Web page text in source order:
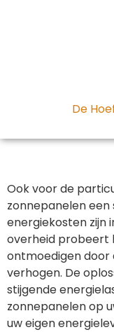
De
Ook voor de
zonnepanelen
energiekosten zijn
overheid probeert
ontmoedigen
verhogen. De
stijgende
zonnepanelen op
uw eigen